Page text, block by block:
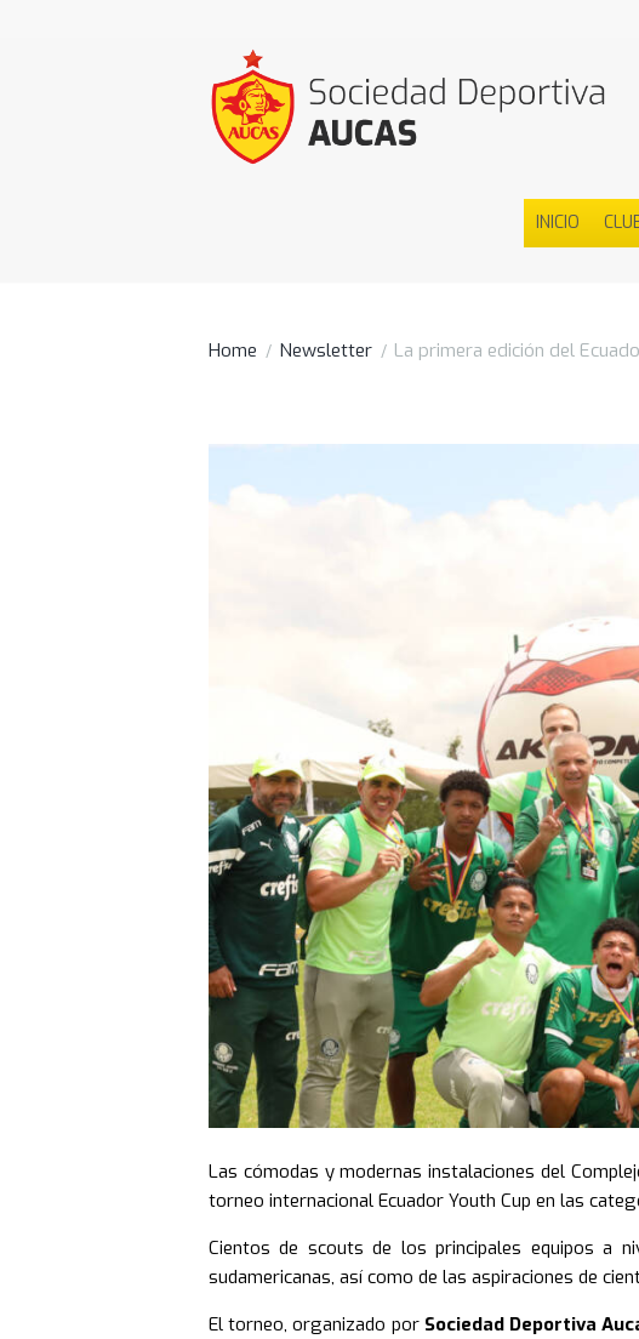
INICIO
Home Newsletter La primera edición del
Las cómodas y modernas instalaciones del
torneo internacional Ecuador Youth Cup en las
Cientos de scouts de los principales equipos a
sudamericanas, así como de las aspiraciones de
El torneo, organizado por Sociedad Deportiva